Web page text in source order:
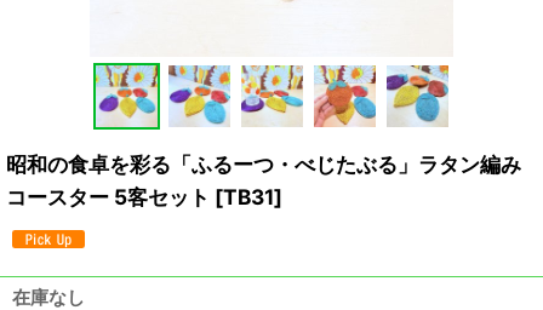
昭和の食卓を彩る「ふるーつ・べじたぶる」ラタン編み
コースター 5客セット [TB31]
在庫なし